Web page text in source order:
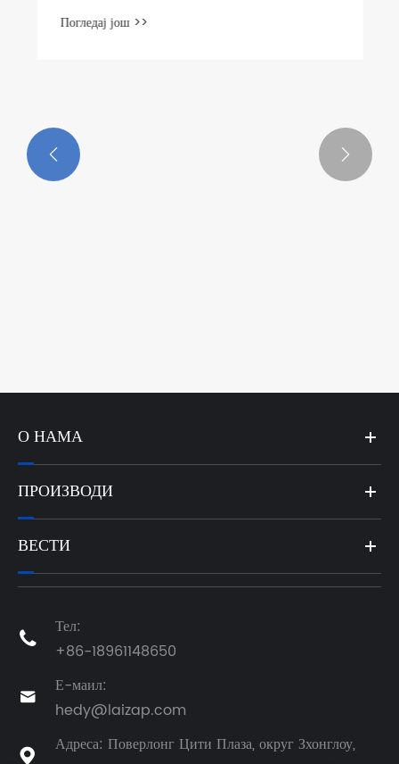
Погледај још >>
 
О НАМА
ПРОИЗВОДИ
ВЕСТИ

Тел:
+86-18961148650

Е-маил:
hedy@laizap.com

Адреса: Поверлонг Цити Плаза, округ Зхонглоу,